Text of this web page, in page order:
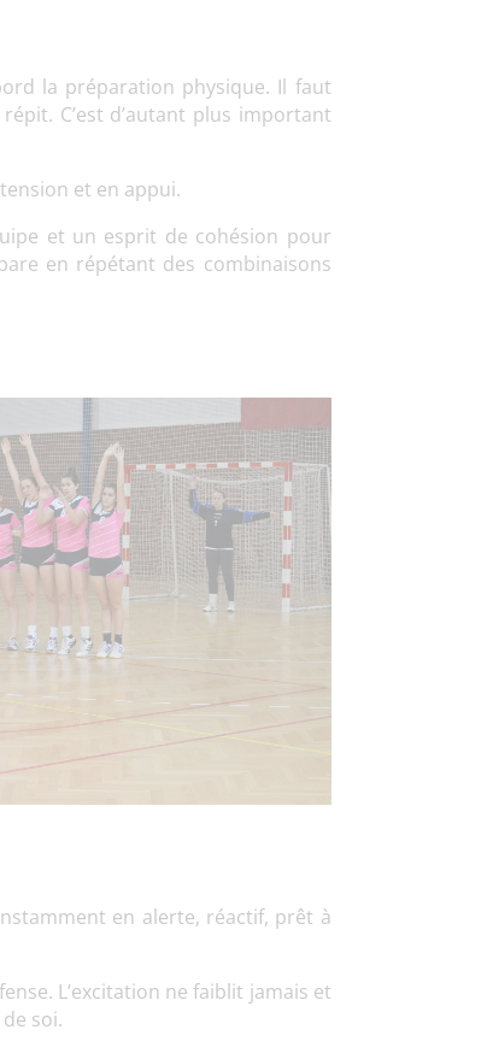
la préparation physique. Il faut
C’est d’autant plus important
et en appui.
et un esprit de cohésion pour
en répétant des combinaisons
en alerte, réactif, prêt à
L’excitation ne faiblit jamais et
soi.